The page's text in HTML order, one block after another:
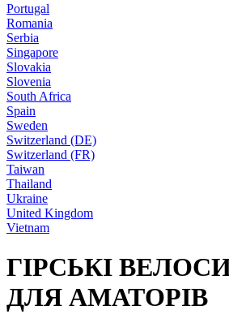
Portugal
Romania
Serbia
Singapore
Slovakia
Slovenia
South Africa
Spain
Sweden
Switzerland (DE)
Switzerland (FR)
Taiwan
Thailand
Ukraine
United Kingdom
Vietnam
ГІРСЬКІ
ДЛЯ АМАТОРІВ